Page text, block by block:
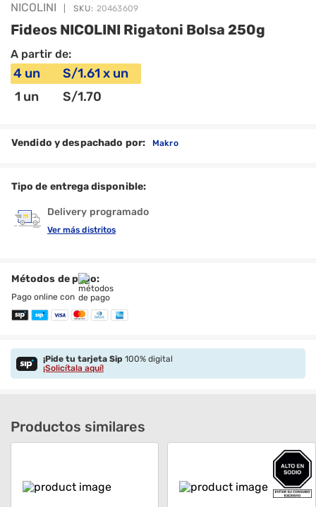
NICOLINI SKU: 20463609
Fideos NICOLINI Rigatoni Bolsa 250g
A partir de:
4 un S/1.61 x un
1 un S/1.70
Vendido y despachado por: Makro
Tipo de entrega disponible:
Delivery programado
Ver más distritos
Métodos de pago:
Pago online con
¡Pide tu tarjeta Sip 100% digital
¡Solicítala aquí!
Productos similares